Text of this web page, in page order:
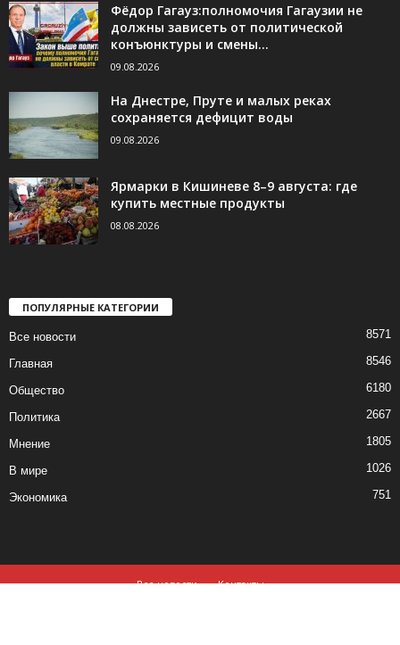
Фёдор Гагауз:полномочия Гагаузии не
должны зависеть от политической
конъюнктуры и смены...
09.08.2026
На Днестре, Пруте и малых реках
сохраняется дефицит воды
09.08.2026
Ярмарки в Кишиневе 8–9 августа: где
купить местные продукты
08.08.2026
ПОПУЛЯРНЫЕ КАТЕГОРИИ
Все новости 8571
Главная 8546
Общество 6180
Политика 2667
Мнение 1805
В мире 1026
Экономика 751
Все новости
Контакты